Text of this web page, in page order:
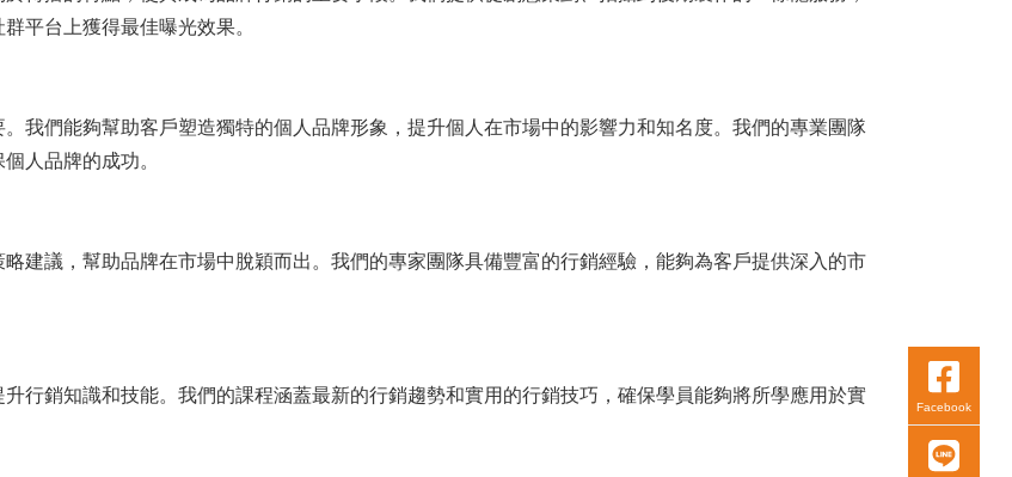
平台上獲得最佳曝光效果。
我們能夠幫助客戶塑造獨特的個人品牌形象，提升個人在市場中的影響力和知名度。我們的專業團隊
人品牌的成功。
建議，幫助品牌在市場中脫穎而出。我們的專家團隊具備豐富的行銷經驗，能夠為客戶提供深入的市
行銷知識和技能。我們的課程涵蓋最新的行銷趨勢和實用的行銷技巧，確保學員能夠將所學應用於實
Facebook